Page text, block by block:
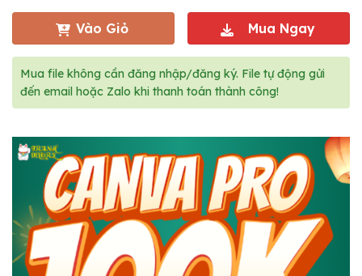
Vào Giỏ Mua Ngay
Mua file không cần đăng nhập/đăng ký. File tự động gửi
đến email hoặc Zalo khi thanh toán thành công!